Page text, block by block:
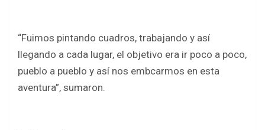
“Fuimos pintando cuadros, trabajando y así
llegando a cada lugar, el objetivo era ir poco a poco,
pueblo a pueblo y así nos embcarmos en esta
aventura”, sumaron.